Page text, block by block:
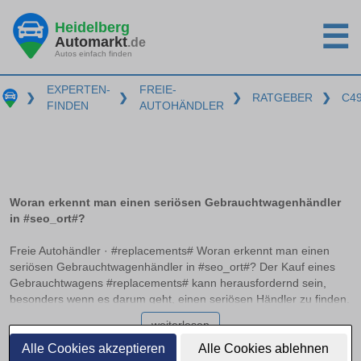
Alle Cookies akzeptieren Alle Cookies ablehnen
Heidelberg
Automarkt.de
Autos einfach finden ☰
❯
EXPERTEN-
FINDEN
❯
FREIE-
AUTOHÄNDLER
❯ RATGEBER ❯
Woran erkennt man einen seriösen Gebrauchtwagenhändler
in #seo_ort#?
Freie Autohändler · #replacements# Woran erkennt man einen
seriösen Gebrauchtwagenhändler in #seo_ort#? Der Kauf eines
Gebrauchtwagens #replacements# kann herausfordernd sein,
besonders wenn es darum geht, einen seriösen Händler zu finden.
Professionelle Autohändler zeichnen sich durch bestimmte
Merkmale aus, die auf einen zuverlässigen Betrieb hinweisen. In
diesem Ratgeber erfahren Sie, worauf Sie achten sollten, welche
weiterlesen